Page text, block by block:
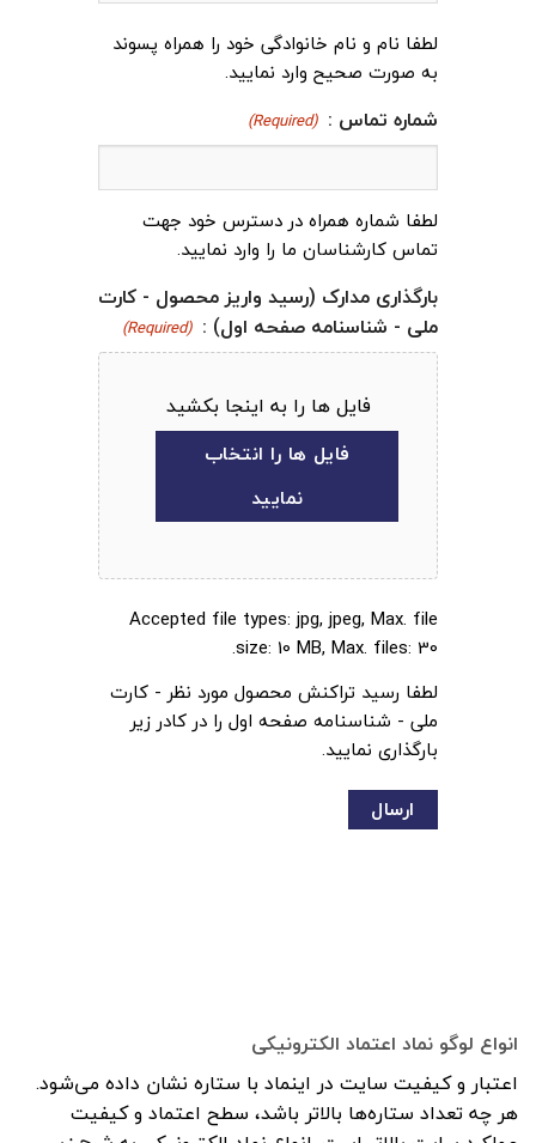
خانوادگی
لطفا نام و نام خانوادگی خود را همراه پسوند
به صورت صحیح وارد نمایید.
شماره تماس : (Required)
لطفا شماره همراه در دسترس خود جهت
تماس کارشناسان ما را وارد نمایید.
بارگذاری مدارک (رسید واریز محصول - کارت
ملی - شناسنامه صفحه اول) : (Required)
فایل ها را به اینجا بکشید
فایل ها را انتخاب
نمایید
Accepted file types: jpg, jpeg, Max. file
size: 10 MB, Max. files: 30.
لطفا رسید تراکنش محصول مورد نظر - کارت
ملی - شناسنامه صفحه اول را در کادر زیر
بارگذاری نمایید.
انواع لوگو نماد اعتماد الکترونیکی
اعتبار و کیفیت سایت در اینماد با ستاره نشان داده می‌شود.
هر چه تعداد ستاره‌ها بالاتر باشد، سطح اعتماد و کیفیت